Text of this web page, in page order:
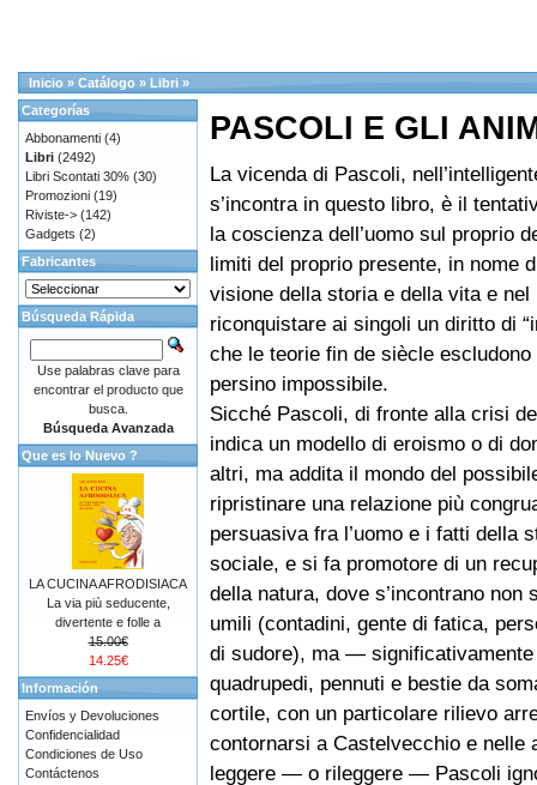
Inicio » Catálogo » Libri »
PASCOLI E GLI
La vicenda di Pascoli,
s’incontra in questo libro, è il
la coscienza dell’uomo sul proprio
limiti del proprio presente, in nome
visione della storia e della vita e nel
riconquistare ai singoli un diritto di
che le teorie fin de siècle escludono
persino impossibile.
Sicché Pascoli, di fronte alla crisi
indica un modello di eroismo o di
altri, ma addita il mondo del
ripristinare una relazione più
persuasiva fra l’uomo e i fatti della
sociale, e si fa promotore di un
della natura, dove s’incontrano non
umili (contadini, gente di fatica,
di sudore), ma —
quadrupedi, pennuti e bestie da
cortile, con un particolare rilievo
contornarsi a Castelvecchio e nelle
leggere — o rileggere — Pascoli
Categorías
Abbonamenti (4)
Libri (2492)
Libri Scontati 30% (30)
Promozioni (19)
Riviste-> (142)
Gadgets (2)
Fabricantes
Búsqueda Rápida
Use palabras clave para
encontrar el producto que
busca.
Búsqueda Avanzada
Que es lo Nuevo ?
LA CUCINA AFRODISIACA
La via più seducente,
divertente e folle a
15.00€
14.25€
Información
Envíos y Devoluciones
Confidencialidad
Condiciones de Uso
Contáctenos